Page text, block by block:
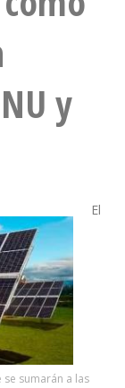
y
sumarán a las
El